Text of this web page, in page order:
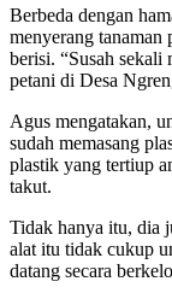
Berbeda dengan
menyerang tanaman
berisi. “Susah
petani di Desa
Agus mengatakan,
sudah memasang
plastik yang tertiup
takut.
Tidak hanya itu, dia
alat itu tidak cukup
datang secara